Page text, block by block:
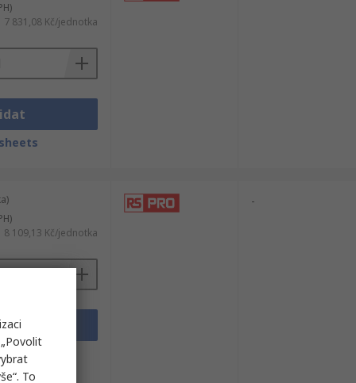
7 831,08 Kč/jednotka
8 109,13 Kč/jednotka
-
To